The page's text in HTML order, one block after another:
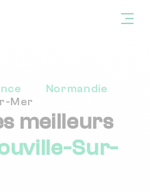
Normandie
Mer
meilleurs
Sur-